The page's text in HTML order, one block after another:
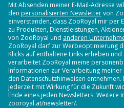
Mit Absenden meiner E-Mail-Adresse
den personalisierten Newslettervon
einverstanden, dass ZooRoyal mir per
zu Produkten, Dienstleistungen,
von ZooRoyal und anderen
ZooRoyal darf zur Werbeoptimierung
Klicks auf enthaltene Links erheben
verarbeitet ZooRoyal meine
Informationen zur Verarbeitung meiner
den Datenschutzhinweisen entnehmen.
jederzeit mit Wirkung für die Zukunft
Ende eines jeden Newsletters.
zooroyal.at/newsletter/.